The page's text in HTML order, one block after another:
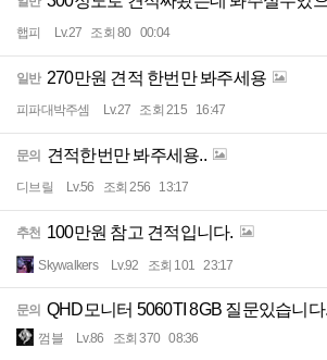
햅피 Lv.27 조회 80 00:04
일반 270만원 견적 한번만 봐주세용
피파대박주셈 Lv.27 조회 215 16:47
문의 견적한번만 봐주세용..
디브릴 Lv.56 조회 256 13:17
추천 100만원 참고 견적입니다.
Skywalkers Lv.92 조회 101 23:17
문의 QHD모니터 5060TI 8GB 질문있습니다
껌블 Lv.86 조회 370 08:36